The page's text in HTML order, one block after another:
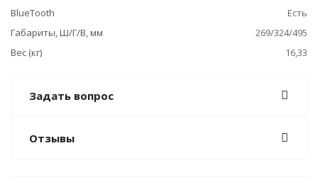
BlueTooth
Есть
Габариты, Ш/Г/В, мм
269/324/495
Вес (кг)
16,33
Задать вопрос
Отзывы